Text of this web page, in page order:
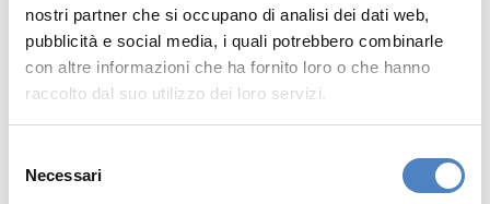
nostri partner che si occupano di analisi dei dati web,
pubblicità e social media, i quali potrebbero combinarle
con altre informazioni che ha fornito loro o che hanno
raccolto dal suo utilizzo dei loro servizi.
delNecessari